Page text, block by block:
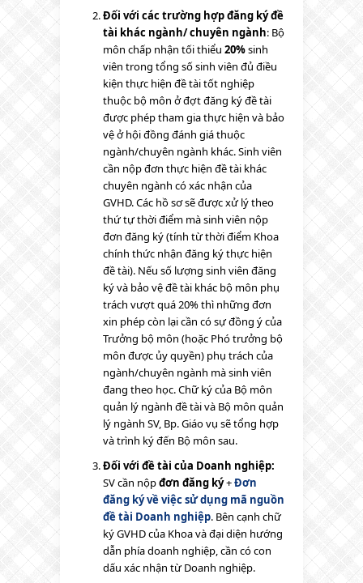
Đối với các trường hợp đăng ký đề
tài khác ngành/ chuyên ngành: Bộ
môn chấp nhận tối thiểu 20%sinh
viên trong tổng số sinh viên đủ điều
kiện thực hiện đề tài tốt nghiệp
thuộc bộ môn ở đợt đăng ký đề tài
được phép tham gia thực hiện và bảo
vệ ở hội đồng đánh giá thuộc
ngành/chuyên ngành khác. Sinh viên
cần nộp đơn thực hiện đề tài khác
chuyên ngành có xác nhận của
GVHD. Các hồ sơ sẽ được xử lý theo
thứ tự thời điểm mà sinh viên nộp
đơn đăng ký (tính từ thời điểm Khoa
chính thức nhận đăng ký thực hiện
đề tài). Nếu số lượng sinh viên đăng
ký và bảo vệ đề tài khác bộ môn phụ
trách vượt quá 20% thì những đơn
xin phép còn lại cần có sự đồng ý của
Trưởng bộ môn (hoặc Phó trưởng bộ
môn được ủy quyền) phụ trách của
ngành/chuyên ngành mà sinh viên
đang theo học. Chữ ký của Bộ môn
quản lý ngành đề tài và Bộ môn quản
lý ngành SV, Bp. Giáo vụ sẽ tổng hợp
và trình ký đến Bộ môn sau.
Đối với đề tài của Doanh nghiệp:
SV cần nộpđơn đăng ký+Đơn
đăng ký về việc sử dụng mã nguồn
đề tài Doanh nghiệp. Bên cạnh chữ
ký GVHD của Khoa và đại diện hướng
dẫn phía doanh nghiệp, cần có con
dấu xác nhận từ Doanh nghiệp.